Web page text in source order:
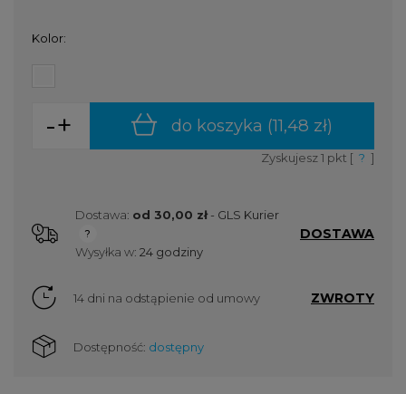
Kolor:
+
- do koszyka (11,48 zł)
Zyskujesz1 pkt [ ? ]
Dostawa: od 30,00 zł - GLS Kurier
Cena nie zawiera ewentualnych kosztów płatności
Wysyłka w: 24 godziny
DOSTAWA
14 dni na odstąpienie od umowy ZWROTY
Dostępność: dostępny